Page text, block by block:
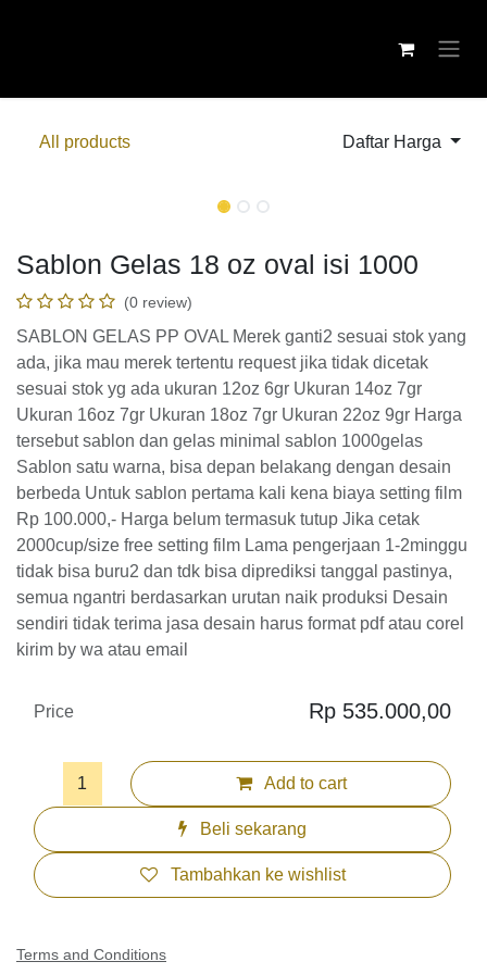
All products Daftar Harga
Sablon Gelas 18 oz oval isi 1000
(0 review)
SABLON GELAS PP OVAL Merek ganti2 sesuai stok yang
ada, jika mau merek tertentu request jika tidak dicetak
sesuai stok yg ada ukuran 12oz 6gr Ukuran 14oz 7gr Ukuran
16oz 7gr Ukuran 18oz 7gr Ukuran 22oz 9gr Harga tersebut
sablon dan gelas minimal sablon 1000gelas Sablon satu
warna, bisa depan belakang dengan desain berbeda Untuk
sablon pertama kali kena biaya setting film Rp 100.000,-
Harga belum termasuk tutup Jika cetak 2000cup/size free
setting film Lama pengerjaan 1-2minggu tidak bisa buru2
dan tdk bisa diprediksi tanggal pastinya, semua ngantri
berdasarkan urutan naik produksi Desain sendiri tidak
terima jasa desain harus format pdf atau corel kirim by wa
atau email
Add to cart
Beli sekarang
Tambahkan ke wishlist
Price Rp 535.000,00
Terms and Conditions